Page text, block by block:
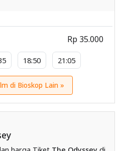
18:50 21:05
Rp 35.000
di Bioskop Lain »